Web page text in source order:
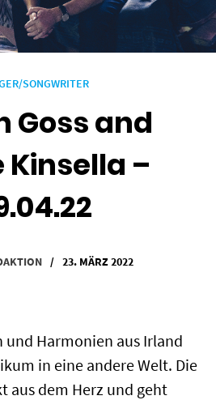
SONGWRITER
Goss and
Kinsella –
/ 23. MÄRZ 2022
und Harmonien aus Irland
in eine andere Welt. Die
aus dem Herz und geht